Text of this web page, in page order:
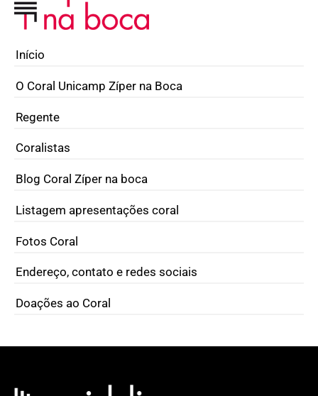
Início
O Coral Unicamp Zíper na Boca
Regente
Coralistas
Blog Coral Zíper na boca
Listagem apresentações coral
Fotos Coral
Endereço, contato e redes sociais
Doações ao Coral